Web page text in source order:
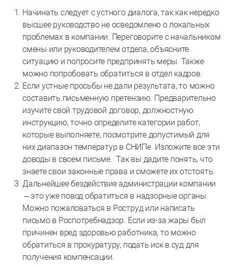
Начинать следует с устного диалога, так как нередко
высшее руководство не осведомлено о локальных
проблемах в компании. Переговорите с начальником
смены или руководителем отдела, объясните
ситуацию и попросите предпринять меры. Также
можно попробовать обратиться в отдел кадров.
Если устные просьбы не дали результата, то можно
составить письменную претензию. Предварительно
изучите свой трудовой договор, должностную
инструкцию, точно определите категории работ,
которые выполняете, посмотрите допустимый для
них диапазон температур в СНИПе. Изложите все эти
доводы в своем письме. Так вы дадите понять, что
знаете свои законные права и сможете их отстоять.
Дальнейшее бездействие администрации компании
– это уже повод обратиться в надзорные органы.
Можно пожаловаться в Роструд или написать
письмо в Роспотребнадзор. Если из-за жары был
причинен вред здоровью работника, то можно
обратиться в прокуратуру, подать иск в суд для
получения компенсации.